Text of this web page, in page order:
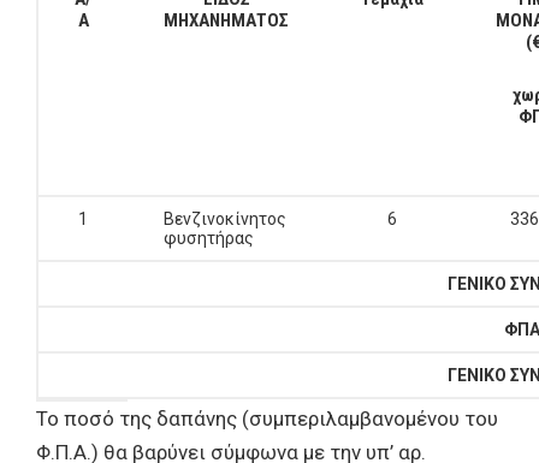
Α
ΜΗΧΑΝΗΜΑΤΟΣ
1
Βενζινοκίνητος
φυσητήρας
6
ΓΕΝΙΚΟ
ΦΠΑ
ΓΕΝΙΚΟ
Το ποσό της δαπάνης (συμπεριλαμβανομένου του
Φ.Π.Α.) θα βαρύνει σύμφωνα με την υπ’ αρ.